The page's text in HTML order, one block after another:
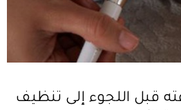
قبل اللجوء إلى تنظيف